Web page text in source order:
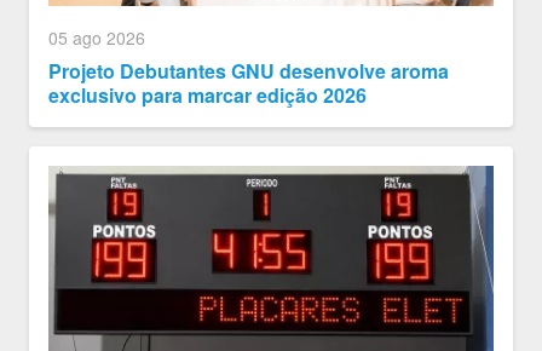
05 ago 2026
Projeto Debutantes GNU desenvolve aroma
exclusivo para marcar edição 2026